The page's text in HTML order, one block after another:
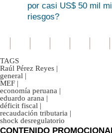
por casi US$ 50 mil
riesgos?
TAGS
Raúl Pérez Reyes |
general |
MEF |
economía peruana |
eduardo arana |
déficit fiscal |
recaudación tributaria |
shock desregulatorio